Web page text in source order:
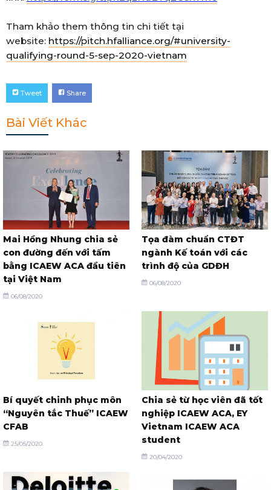
Tham khảo them thông tin chi tiết tại
website: https://pitch.hfalliance.org/#university-
qualifying-round-5-sep-2020-vietnam
Tweet Share
Bài Viết Khác
Mai Hồng Nhung chia sẻ
con đường đến với tấm
bằng ICAEW ACA đầu tiên
tại Việt Nam
06/08/2020
Tọa đàm chuẩn CTĐT
ngành Kế toán với các
trình độ của GDĐH
06/08/2020
Bí quyết chinh phục môn
“Nguyên tắc Thuế” ICAEW
CFAB
25/05/2020
Chia sẻ từ học viên đã tốt
nghiệp ICAEW ACA, EY
Vietnam ICAEW ACA
student
20/04/2020